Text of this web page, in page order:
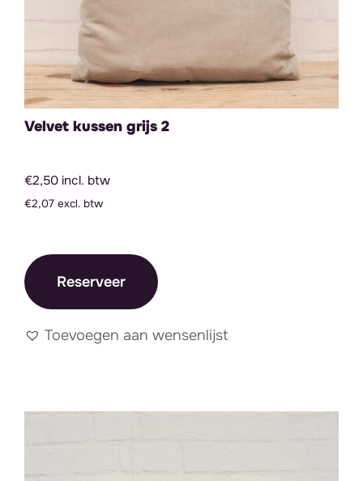
Velvet kussen grijs 2
€2,50 incl. btw
€2,07 excl. btw
Reserveer
Toevoegen aan wensenlijst